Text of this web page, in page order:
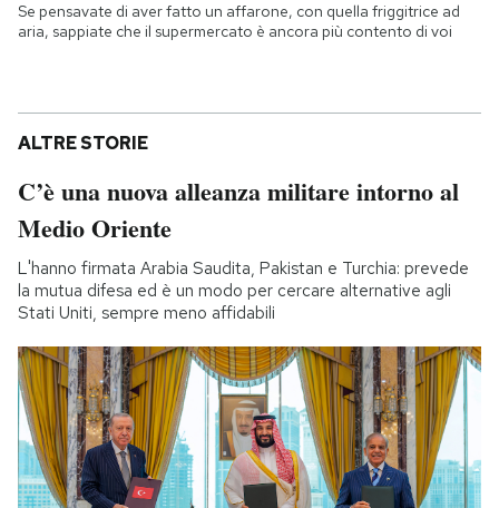
Se pensavate di aver fatto un affarone, con quella friggitrice ad
aria, sappiate che il supermercato è ancora più contento di voi
ALTRE STORIE
C’è una nuova alleanza militare intorno al
Medio Oriente
L'hanno firmata Arabia Saudita, Pakistan e Turchia: prevede
la mutua difesa ed è un modo per cercare alternative agli
Stati Uniti, sempre meno affidabili